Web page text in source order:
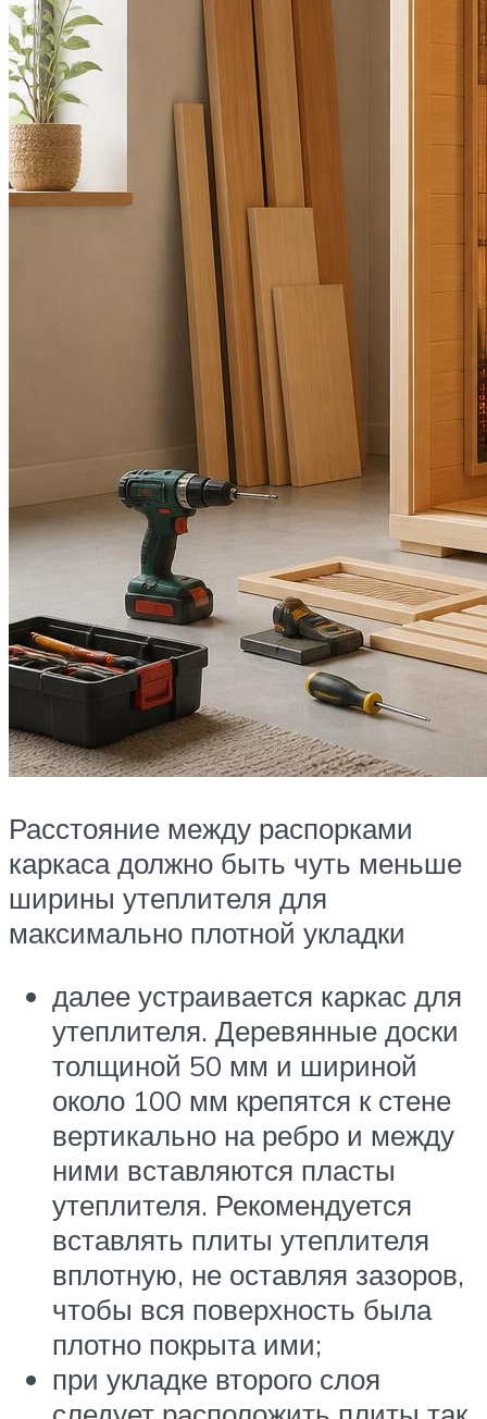
Расстояние между распорками
каркаса должно быть чуть меньше
ширины утеплителя для
максимально плотной укладки
далее устраивается каркас для
утеплителя. Деревянные доски
толщиной 50 мм и шириной
около 100 мм крепятся к стене
вертикально на ребро и между
ними вставляются пласты
утеплителя. Рекомендуется
вставлять плиты утеплителя
вплотную, не оставляя зазоров,
чтобы вся поверхность была
плотно покрыта ими;
при укладке второго слоя